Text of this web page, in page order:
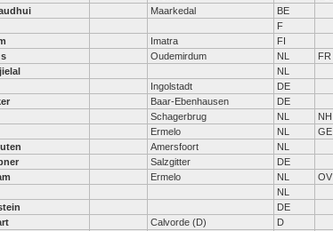
Maarkedal
BE
F
Imatra
FI
Oudemirdum NL
FR
NL
Ingolstadt
DE
Baar-Ebenhausen
DE
Schagerbrug NL
NH
Ermelo NL
GE
Amersfoort
NL
Salzgitter
DE
Ermelo NL
OV
NL
DE
Calvorde (D)
D